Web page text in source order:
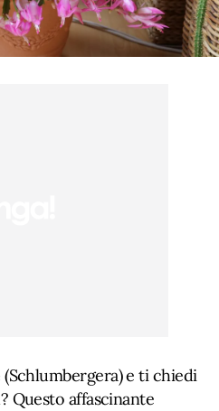
(Schlumbergera) e ti chiedi
Questo affascinante